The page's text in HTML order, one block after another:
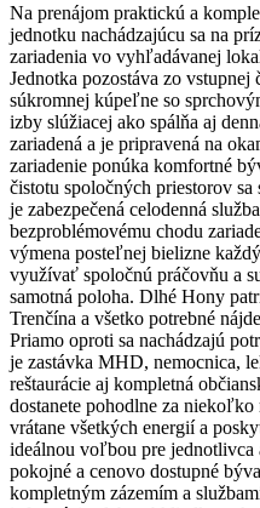
Na prenájom praktickú a
jednotku nachádzajúcu sa na
zariadenia vo vyhľadávanej
Jednotka pozostáva zo
súkromnej kúpeľne so
izby slúžiacej ako spálňa aj
zariadená a je pripravená na
zariadenie ponúka komfortné
čistotu spoločných priestorov
je zabezpečená celodenná
bezproblémovému chodu
výmena posteľnej bielizne
využívať spoločnú práčovňu a
samotná poloha. Dlhé Hony
Trenčína a všetko potrebné
Priamo oproti sa nachádzajú
je zastávka MHD, nemocnica,
reštaurácie aj kompletná
dostanete pohodlne za
vrátane všetkých energií a
ideálnou voľbou pre jednotlivca
pokojné a cenovo dostupné
kompletným zázemím a